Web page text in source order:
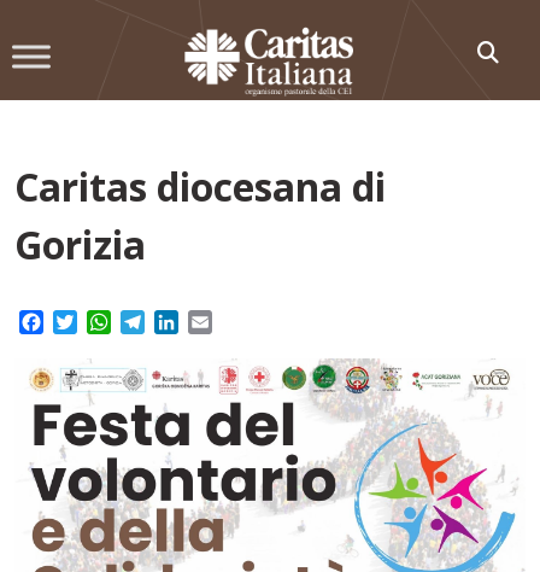
to
Caritas diocesana di
Gorizia
Facebook
TwitterWhatsApp
TelegramLinkedIn